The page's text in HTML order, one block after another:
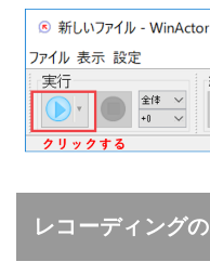
レコーディング